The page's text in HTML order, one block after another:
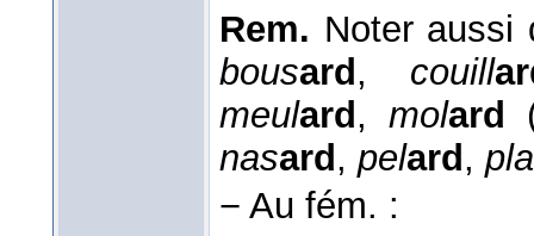
Rem. Noter
bousard, couill
meulard, molard
nasard, pelard,
− Au fém. :